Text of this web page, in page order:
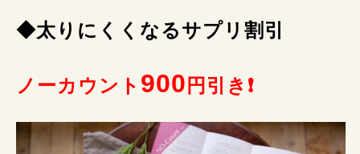
◆太りにくくなるサプリ割引
ノーカウント 900 円引き❗